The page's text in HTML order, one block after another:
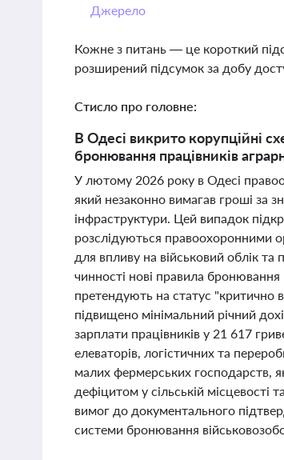
Джерело
Кожне з питань — це короткий
розширений підсумок за добу
Стисло про головне:
В Одесі викрито корупційні
бронювання працівників
У лютому 2026 року в Одесі
який незаконно вимагав гроші за
інфраструктури. Цей випадок
розслідуються правоохоронними
для впливу на військовий облік та
чинності нові правила
претендують на статус "критично
підвищено мінімальний річний
зарплати працівників у 21 617
елеваторів, логістичних та
малих фермерських господарств,
дефіцитом у сільській
вимог до документального
системи бронювання